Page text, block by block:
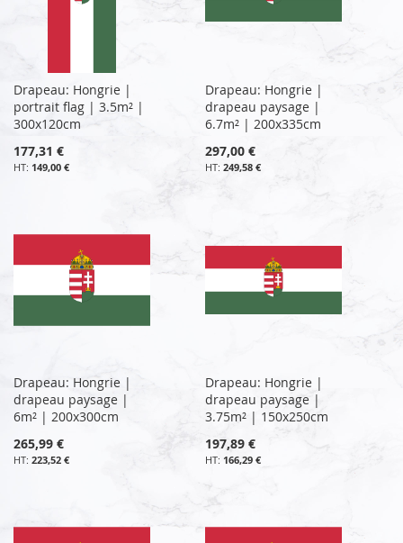
Drapeau: Hongrie |
portrait flag | 3.5m² |
300x120cm
177,31 €
149,00 €
Drapeau: Hongrie |
drapeau paysage |
6.7m² | 200x335cm
297,00 €
249,58 €
Drapeau: Hongrie |
drapeau paysage |
6m² | 200x300cm
265,99 €
223,52 €
Drapeau: Hongrie |
drapeau paysage |
3.75m² | 150x250cm
197,89 €
166,29 €